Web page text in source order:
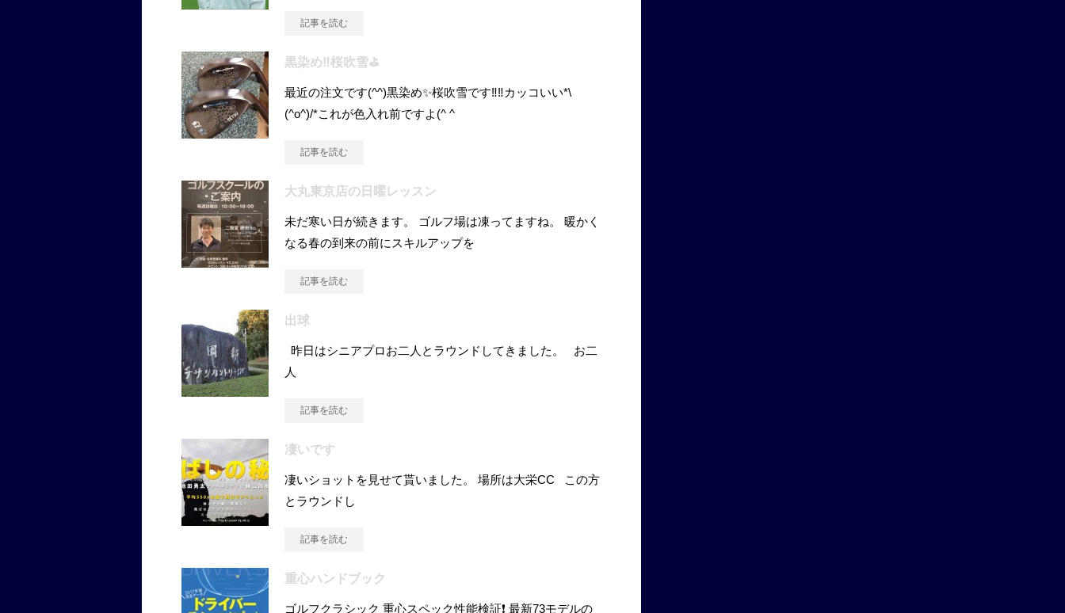
記事を読む
黒染め‼桜吹雪⛳
最近の注文です(^^)黒染め✨桜吹雪です‼‼カッコいい*\
(^o^)/*これが色入れ前ですよ(^ ^
記事を読む
大丸東京店の日曜レッスン
未だ寒い日が続きます。 ゴルフ場は凍ってますね。 暖かく
なる春の到来の前にスキルアップを
記事を読む
出球
昨日はシニアプロお二人とラウンドしてきました。 お二
人
記事を読む
凄いです
凄いショットを見せて貰いました。 場所は大栄CC この方
とラウンドし
記事を読む
重心ハンドブック
ゴルフクラシック 重心スペック性能検証❗️ 最新73モデルの